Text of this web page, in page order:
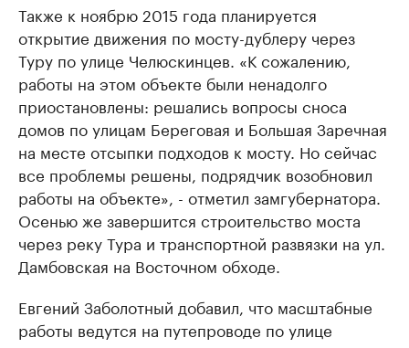
Также к ноябрю 2015 года планируется
открытие движения по мосту-дублеру через
Туру по улице Челюскинцев. «К сожалению,
работы на этом объекте были ненадолго
приостановлены: решались вопросы сноса
домов по улицам Береговая и Большая Заречная
на месте отсыпки подходов к мосту. Но сейчас
все проблемы решены, подрядчик возобновил
работы на объекте», - отметил замгубернатора.
Осенью же завершится строительство моста
через реку Тура и транспортной развязки на ул.
Дамбовская на Восточном обходе.
Евгений Заболотный добавил, что масштабные
работы ведутся на путепроводе по улице